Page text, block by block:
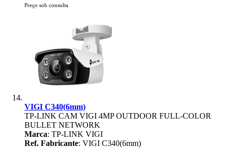
Preço sob consulta
VIGI C340(6mm)
TP-LINK CAM VIGI 4MP OUTDOOR FULL-COLOR
BULLET NETWORK
Marca: TP-LINK VIGI
Ref. Fabricante: VIGI C340(6mm)